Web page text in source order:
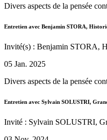
Divers aspects de la pensée
Entretien avec Benjamin STORA,
Invité(s) : Benjamin STORA,
05 Jan. 2025
Divers aspects de la pensée
Entretien avec Sylvain SOLUSTRI,
Invité : Sylvain SOLUSTRI,